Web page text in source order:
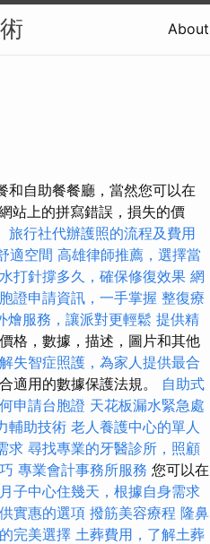
About
和自助餐餐廳，當然您可以在
站上的拼寫錯誤，損失的價
旅行社代辦護照的流程及費用
適空間 高雄律師推薦，選擇當
打針撐多久，確保修復效果 網
證申請資訊，一手掌握 整復療
燴服務，讓派對更輕鬆 提供精
格，數據，描述，圖片和其他
失智症照護，為家人提供最合
適用的數據保護法規。 自助式
申請台胞證 天花板漏水緊急處
輔助技術 老人養護中心的單人
求 尋找專業的牙醫診所，照顧
專業會計事務所服務 您可以在
子中心住幾天，根據自身需求
實惠的選項 撥筋美容療程 隆鼻
完美選擇 土葬費用，了解土葬